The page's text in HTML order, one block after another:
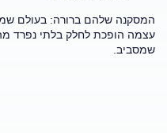
המסקנה שלהם ברורה: בעולם
עצמה הופכת לחלק בלתי נפרד
שמסביב